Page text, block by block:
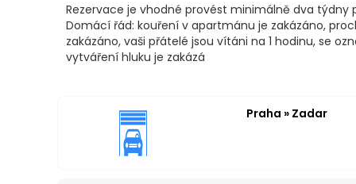
Rezervace je vhodné provést minimálně dva týdny
Domácí řád: kouření v apartmánu je zakázáno,
zakázáno, vaši přátelé jsou vítáni na 1 hodinu, se
vytváření hluku je zakázá
Praha » Zadar